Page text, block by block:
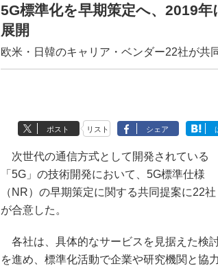
5G標準化を早期策定へ、2019
展開
欧米・日韓のキャリア・ベンダー22社が共
ポスト リスト シェア
次世代の通信方式として開発されている
「5G」の技術開発において、5G標準仕様
（NR）の早期策定に関する共同提案に22社
が合意した。
各社は、具体的なサービスを見据えた検
を進め、標準化活動で企業や研究機関と協力